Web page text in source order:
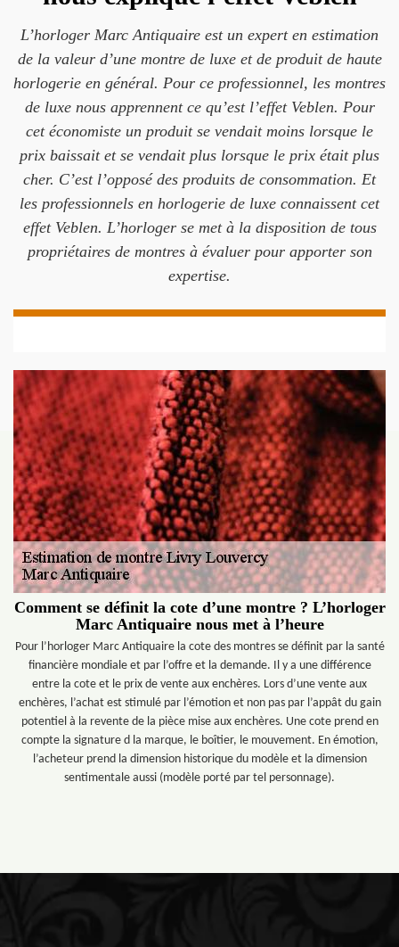
L’horloger Marc Antiquaire est un expert en estimation
de la valeur d’une montre de luxe et de produit de haute
horlogerie en général. Pour ce professionnel, les montres
de luxe nous apprennent ce qu’est l’effet Veblen. Pour
cet économiste un produit se vendait moins lorsque le
prix baissait et se vendait plus lorsque le prix était plus
cher. C’est l’opposé des produits de consommation. Et
les professionnels en horlogerie de luxe connaissent cet
effet Veblen. L’horloger se met à la disposition de tous
propriétaires de montres à évaluer pour apporter son
expertise.
Comment se définit la cote d’une montre ? L’horloger
Marc Antiquaire nous met à l’heure
Pour l’horloger Marc Antiquaire la cote des montres se définit par la santé
financière mondiale et par l’offre et la demande. Il y a une différence
entre la cote et le prix de vente aux enchères. Lors d’une vente aux
enchères, l’achat est stimulé par l’émotion et non pas par l’appât du gain
potentiel à la revente de la pièce mise aux enchères. Une cote prend en
compte la signature d la marque, le boîtier, le mouvement. En émotion,
l’acheteur prend la dimension historique du modèle et la dimension
sentimentale aussi (modèle porté par tel personnage).